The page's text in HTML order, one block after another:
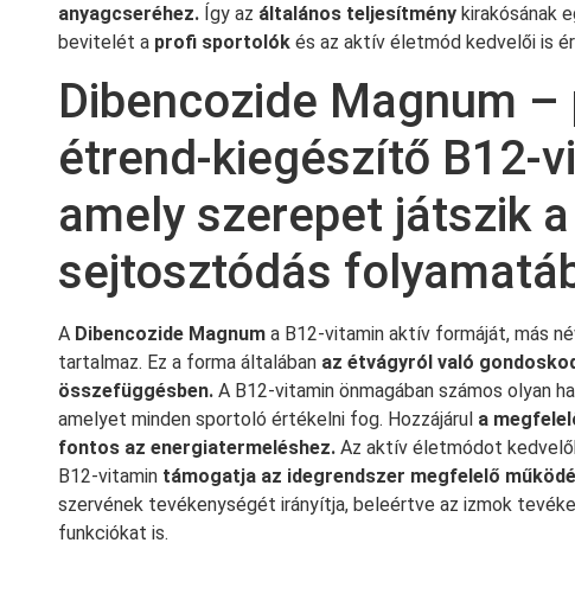
anyagcseréhez. Így az általános teljesítmény kirakósának
bevitelét a profi sportolók és az aktív életmód kedvelői is
Dibencozide Magnum –
étrend-kiegészítő B12-
amely szerepet játszik a
sejtosztódás
A Dibencozide Magnum a B12-vitamin aktív formáját, más
tartalmaz. Ez a forma általában az étvágyról való
összefüggésben. A B12-vitamin önmagában számos olyan
amelyet minden sportoló értékelni fog. Hozzájárul a
fontos az energiatermeléshez. Az aktív életmódot
B12-vitamin támogatja az idegrendszer megfelelő
szervének tevékenységét irányítja, beleértve az izmok
funkciókat is.